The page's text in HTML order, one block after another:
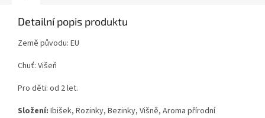
Detailní popis produktu
Země původu: EU
Chuť: Višeň
Pro děti: od 2 let.
Složení: Ibišek, Rozinky, Bezinky, Višně, Aroma přírodní